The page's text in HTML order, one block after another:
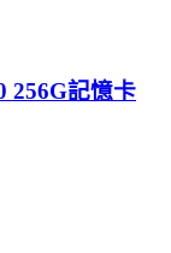
256G記憶卡